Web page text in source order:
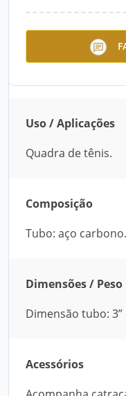
Descrição do
Poste para tênis
com 3" polegadas
Uso / Aplicações
Quadra de tênis.
Composição
Tubo: aço carbono.
Dimensões / Peso
Dimensão tubo: 3”
Acessórios